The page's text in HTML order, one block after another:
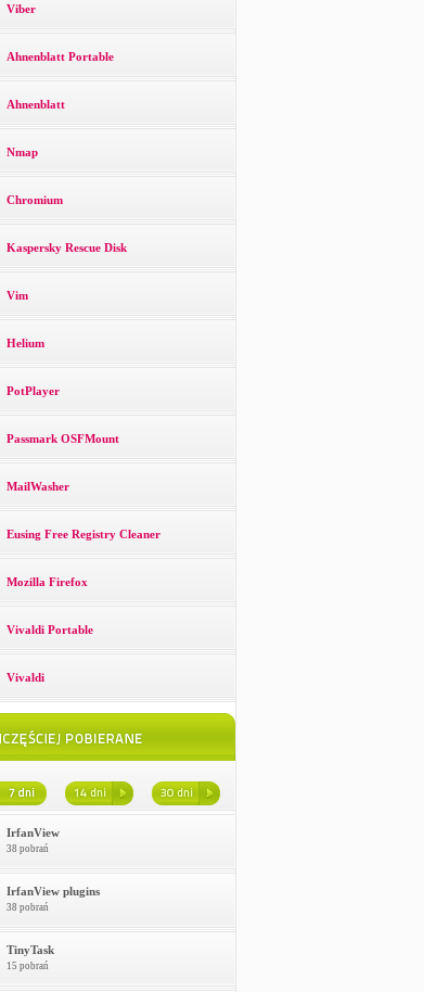
Viber
Ahnenblatt Portable
Ahnenblatt
Nmap
Chromium
Kaspersky Rescue Disk
Vim
Helium
PotPlayer
Passmark OSFMount
MailWasher
Eusing Free Registry Cleaner
Mozilla Firefox
Vivaldi Portable
Vivaldi
IrfanView
38 pobrań
IrfanView plugins
38 pobrań
TinyTask
15 pobrań